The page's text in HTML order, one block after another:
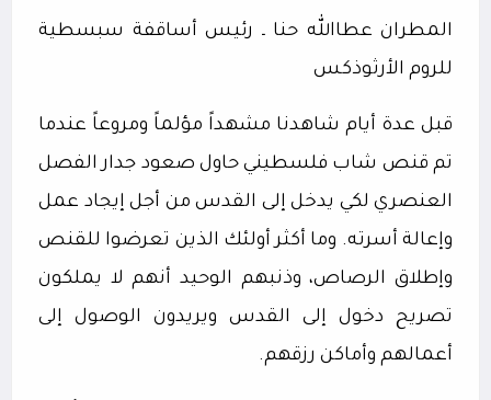
المطران عطاالله حنا ـ رئيس أساقفة سبسطية
للروم الأرثوذكس
قبل عدة أيام شاهدنا مشهداً مؤلماً ومروعاً عندما
تم قنص شاب فلسطيني حاول صعود جدار الفصل
العنصري لكي يدخل إلى القدس من أجل إيجاد عمل
وإعالة أسرته. وما أكثر أولئك الذين تعرضوا للقنص
وإطلاق الرصاص، وذنبهم الوحيد أنهم لا يملكون
تصريح دخول إلى القدس ويريدون الوصول إلى
أعمالهم وأماكن رزقهم.